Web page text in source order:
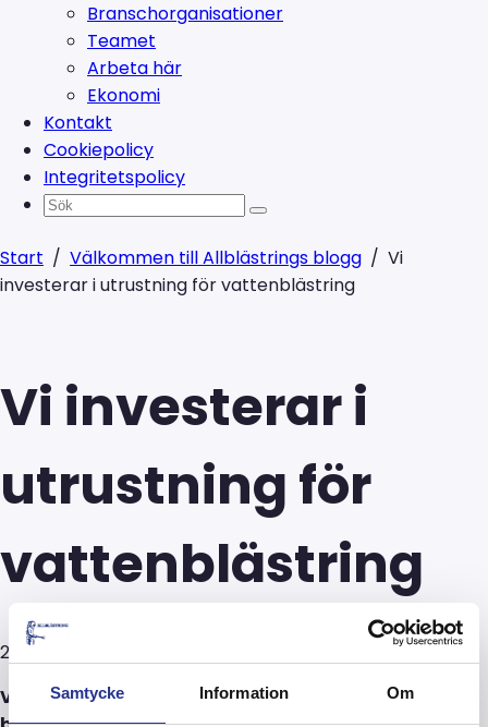
Samtycke Information Om
Branschorganisationer
Teamet
Arbeta här
Ekonomi
Kontakt
Cookiepolicy
Integritetspolicy
Start / Välkommen till Allblästrings blogg / Vi
investerar i utrustning för vattenblästring
Vi investerar i
utrustning för
vattenblästring
2014-06-16
Vattenblästring efterfrågas framför allt där